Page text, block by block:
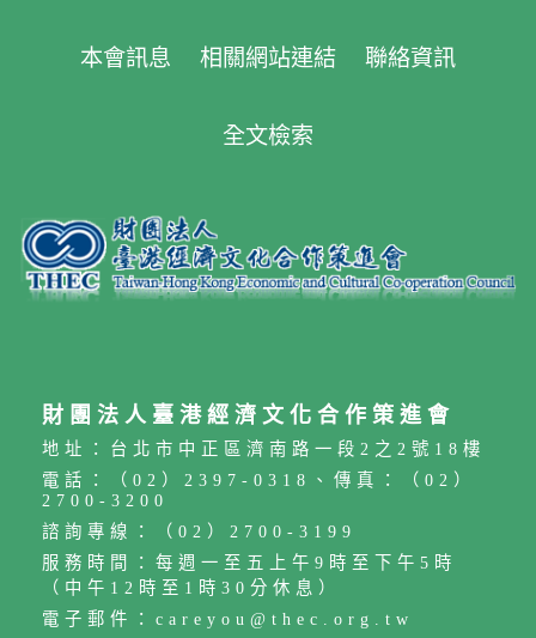
本會訊息 相關網站連結 聯絡資訊
全文檢索
財團法人臺港經濟文化合作策進會
地址：台北市中正區濟南路一段2之2號18樓
電話：（02）2397-0318、傳真：（02）
2700-3200
諮詢專線：（02）2700-3199
服務時間：每週一至五上午9時至下午5時
（中午12時至1時30分休息）
電子郵件：careyou@thec.org.tw